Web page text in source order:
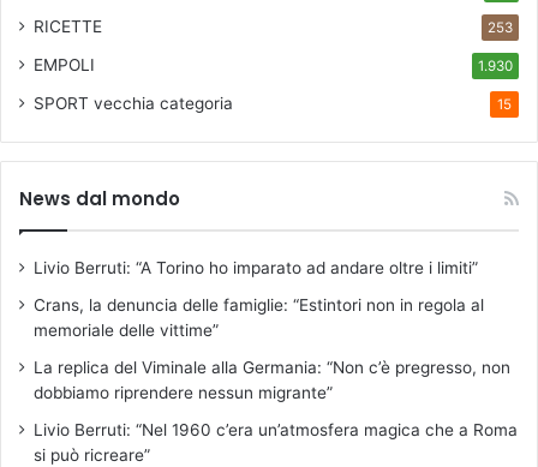
RICETTE 253
EMPOLI 1.930
SPORT vecchia categoria 15
News dal mondo
Livio Berruti: “A Torino ho imparato ad andare oltre i limiti”
Crans, la denuncia delle famiglie: “Estintori non in regola al
memoriale delle vittime”
La replica del Viminale alla Germania: “Non c’è pregresso, non
dobbiamo riprendere nessun migrante”
Livio Berruti: “Nel 1960 c’era un’atmosfera magica che a Roma
si può ricreare”